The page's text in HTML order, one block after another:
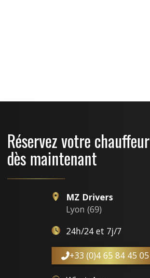
Réservez votre chauffeur
dès maintenant
MZ Drivers
Lyon (69)
24h/24 et 7j/7
+33 (0)4 65 84 45 05